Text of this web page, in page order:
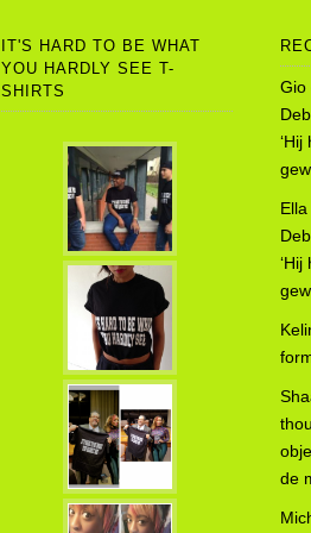
IT'S HARD TO BE WHAT
YOU HARDLY SEE T-
SHIRTS
Gio
Ella
de